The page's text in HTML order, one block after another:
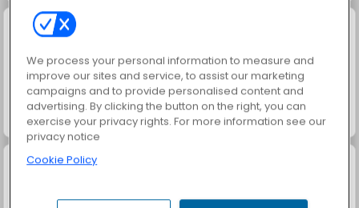
Jewel Garden Story Farm Merge Valley
We process your personal information to measure and
improve our sites and service, to assist our marketing
campaigns and to provide personalised content and
advertising. By clicking the button on the right, you can
exercise your privacy rights. For more information see our
privacy notice
Cookie Policy